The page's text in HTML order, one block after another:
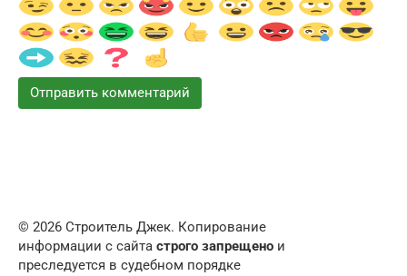
© 2026 Строитель Джек. Копирование
информации с сайта строго запрещено и
преследуется в судебном порядке